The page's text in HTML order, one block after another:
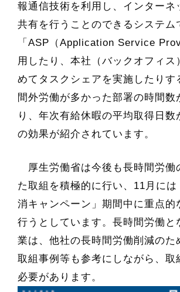
報通信技術を利用し、インターネ
共有を行うことのできるシステム
「ASP（Application Service
用したり、本社（バックオフィス
めてタスクシェアを実施したりす
間外労働が多かった部署の時間数
り、年次有給休暇の平均取得日数
の効果が紹介されています。
厚生労働省は今後も長時間労働
た取組を積極的に行い、11月に
消キャンペーン」期間中に重点的
行うとしています。長時間労働と
業は、他社の長時間労働削減のた
取組事例等も参考にしながら、取
必要があります。